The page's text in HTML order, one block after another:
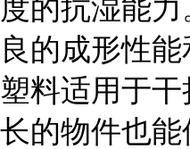
度的抗湿能
良的成形性
塑料适用于
长的物件也